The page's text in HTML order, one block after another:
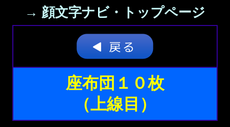
→ 顔文字ナビ・トップページ
座布団１０枚
（上線目）